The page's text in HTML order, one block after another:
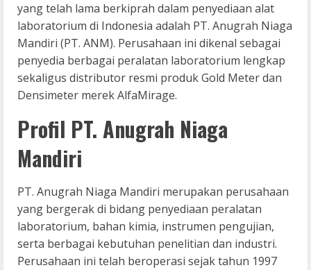
yang telah lama berkiprah dalam penyediaan alat
laboratorium di Indonesia adalah PT. Anugrah Niaga
Mandiri (PT. ANM). Perusahaan ini dikenal sebagai
penyedia berbagai peralatan laboratorium lengkap
sekaligus distributor resmi produk Gold Meter dan
Densimeter merek AlfaMirage.
Profil PT. Anugrah Niaga
Mandiri
PT. Anugrah Niaga Mandiri merupakan perusahaan
yang bergerak di bidang penyediaan peralatan
laboratorium, bahan kimia, instrumen pengujian,
serta berbagai kebutuhan penelitian dan industri.
Perusahaan ini telah beroperasi sejak tahun 1997